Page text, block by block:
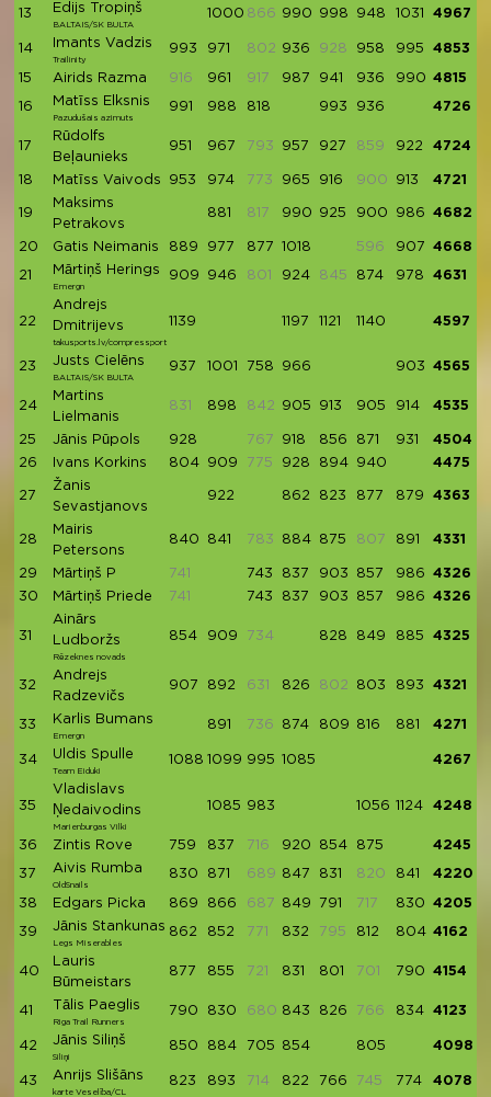
13 Edijs Tropiņš
BALTAIS/SK BULTA
1000 866 990 998 948 1031 4967
14 Imants Vadzis
Trailinity
993 971 802 936 928 958 995 4853
15 Airids Razma 916 961 917 987 941 936 990 4815
16 Matīss Elksnis
Pazudušais azimuts
991 988 818 993 936 4726
17
Rūdolfs
Beļaunieks
951 967 793 957 927 859 922 4724
18 Matīss Vaivods 953 974 773 965 916 900 913 4721
19
Maksims
Petrakovs
881 817 990 925 900 986 4682
20 Gatis Neimanis 889 977 877 1018 596 907 4668
21 Mārtiņš Herings
Emergn
909 946 801 924 845 874 978 4631
22
Andrejs
Dmitrijevs
takusports.lv/compressport
1139 1197 1121 1140 4597
23 Justs Cielēns
BALTAIS/SK BULTA
937 1001 758 966 903 4565
24
Martins
Lielmanis
831 898 842 905 913 905 914 4535
25 Jānis Pūpols 928 767 918 856 871 931
4504
26
Ivans Korkins 804 909 775 928 894 940 4475
27
Žanis
Sevastjanovs
922 862 823 877 879 4363
28
Mairis
Petersons
840 841 783 884 875 807 891 4331
29 Mārtiņš P 741 743 837 903 857 986
4326
30
Mārtiņš Priede 741 743 837 903 857 986 4326
31
Ainārs
Ludboržs
Rēzeknes novads
854 909 734 828 849 885 4325
32
Andrejs
Radzevičs
907 892 631 826 802 803 893 4321
33 Karlis Bumans
Emergn
891 736 874 809 816 881 4271
34 Uldis Spulle
Team Eiduki
1088 1099 995 1085 4267
35
Vladislavs
Ņedaivodins
Marienburgas Vilki
1085 983 1056 1124 4248
36 Zintis Rove 759 837 716 920 854 875 4245
37 Aivis Rumba
OldSnails
830 871 689 847 831 820 841 4220
38 Edgars Picka 869 866 687 849 791 717 830 4205
39 Jānis Stankunas
Legs Miserables
862 852 771 832 795 812 804 4162
40
Lauris
Būmeistars
877 855 721 831 801 701 790 4154
41 Tālis Paeglis
Riga Trail Runners
790 830 680 843 826 766 834 4123
42 Jānis Siliņš
Siliņi
850 884 705 854 805 4098
43 Anrijs Slišāns
karte Veselība/CL
823 893 714 822 766 745 774 4078